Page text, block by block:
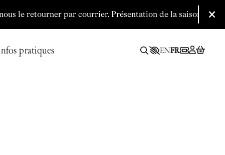
retourner par courrier.Présentation de la saison 2026/
pratiques ENFR